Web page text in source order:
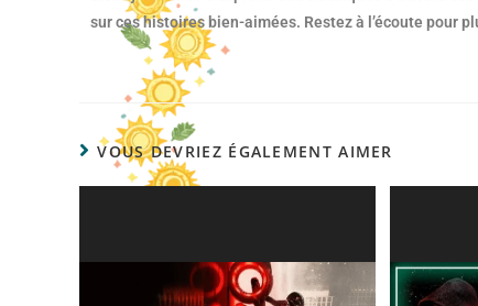
sur ces histoires bien-aimées. Restez à l’écoute pour
VOUS DEVRIEZ ÉGALEMENT AIMER